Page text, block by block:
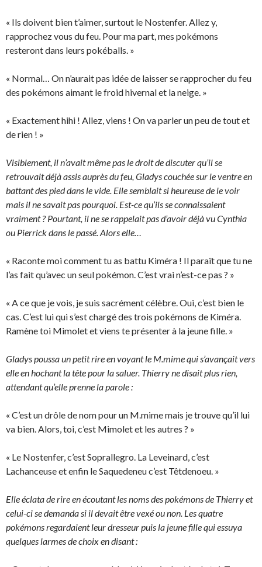
« Ils doivent bien t’aimer, surtout le Nostenfer. Allez y,
rapprochez vous du feu. Pour ma part, mes pokémons
resteront dans leurs pokéballs. »
« Normal… On n’aurait pas idée de laisser se rapprocher du feu
des pokémons aimant le froid hivernal et la neige. »
« Exactement hihi ! Allez, viens ! On va parler un peu de tout et
de rien ! »
Visiblement, il n’avait même pas le droit de discuter qu’il se
retrouvait déjà assis auprès du feu, Gladys couchée sur le ventre en
battant des pied dans le vide. Elle semblait si heureuse de le voir
mais il ne savait pas pourquoi. Est-ce qu’ils se connaissaient
vraiment ? Pourtant, il ne se rappelait pas d’avoir déjà vu Cynthia
ou Pierrick dans le passé. Alors elle…
« Raconte moi comment tu as battu Kiméra ! Il paraît que tu ne
l’as fait qu’avec un seul pokémon. C’est vrai n’est-ce pas ? »
« A ce que je vois, je suis sacrément célèbre. Oui, c’est bien le
cas. C’est lui qui s’est chargé des trois pokémons de Kiméra.
Ramène toi Mimolet et viens te présenter à la jeune fille. »
Gladys poussa un petit rire en voyant le M.mime qui s’avançait vers
elle en hochant la tête pour la saluer. Thierry ne disait plus rien,
attendant qu’elle prenne la parole :
« C’est un drôle de nom pour un M.mime mais je trouve qu’il lui
va bien. Alors, toi, c’est Mimolet et les autres ? »
« Le Nostenfer, c’est Soprallegro. La Leveinard, c’est
Lachanceuse et enfin le Saquedeneu c’est Têtdenoeu. »
Elle éclata de rire en écoutant les noms des pokémons de Thierry et
celui-ci se demanda si il devait être vexé ou non. Les quatre
pokémons regardaient leur dresseur puis la jeune fille qui essuya
quelques larmes de choix en disant :